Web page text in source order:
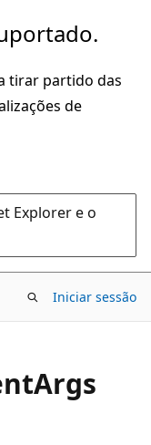
tirar partido das
de
Explorer e o
Iniciar sessão
Args